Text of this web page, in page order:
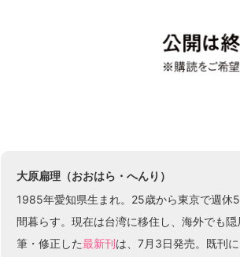
大原扁理（おおはら・へんり）
1985年愛知県生まれ。25歳から東京で週
間暮らす。現在は台湾に移住し、海外でも
筆・修正した最新刊は、7月3日発売。既刊に